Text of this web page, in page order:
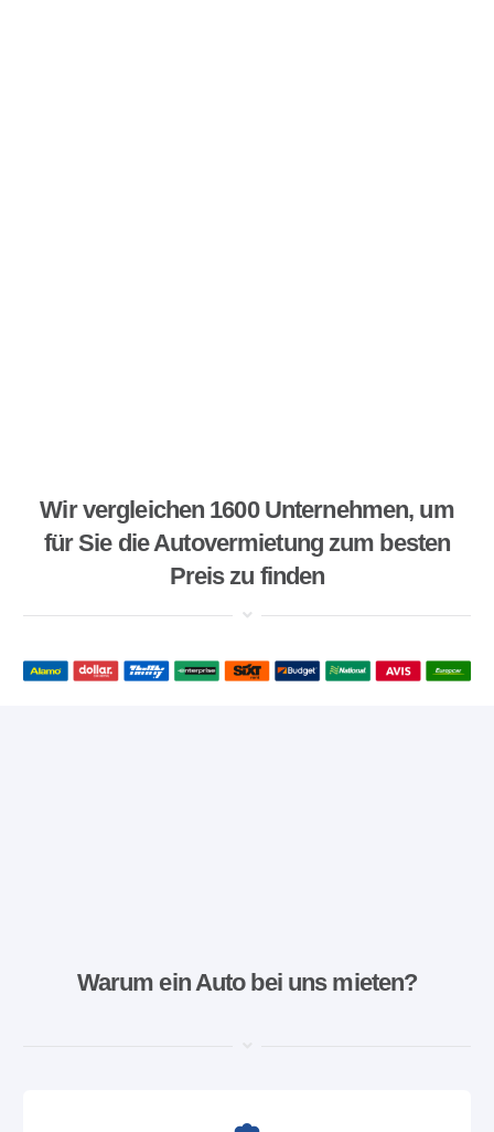
Wir vergleichen 1600 Unternehmen, um
für Sie die Autovermietung zum besten
Preis zu finden
Warum ein Auto bei uns mieten?